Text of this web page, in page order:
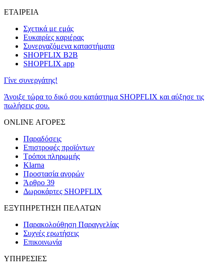
ΕΤΑΙΡΕΙΑ
Σχετικά με εμάς
Ευκαιρίες καριέρας
Συνεργαζόμενα καταστήματα
SHOPFLIX B2B
SHOPFLIX app
Γίνε συνεργάτης!
Άνοιξε τώρα το δικό σου κατάστημα SHOPFLIX και αύξησε τις
πωλήσεις σου.
ONLINE ΑΓΟΡΕΣ
Παραδόσεις
Επιστροφές προϊόντων
Τρόποι πληρωμής
Klarna
Προστασία αγορών
Άρθρο 39
Δωροκάρτες SHOPFLIX
ΕΞΥΠΗΡΕΤΗΣΗ ΠΕΛΑΤΩΝ
Παρακολούθηση Παραγγελίας
Συχνές ερωτήσεις
Επικοινωνία
ΥΠΗΡΕΣΙΕΣ